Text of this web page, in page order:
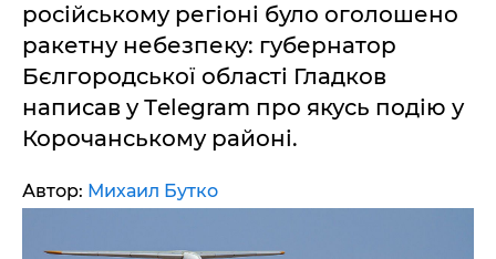
російському регіоні було оголошено
ракетну небезпеку: губернатор
Бєлгородської області Гладков
написав у Тelegram про якусь подію у
Корочанському районі.
Автор: Михаил Бутко